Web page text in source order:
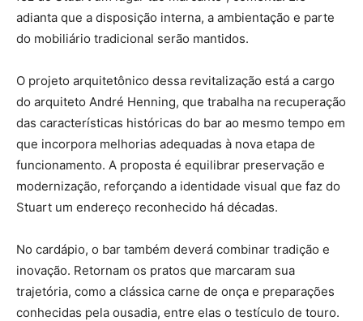
adianta que a disposição interna, a ambientação e parte
do mobiliário tradicional serão mantidos.
O projeto arquitetônico dessa revitalização está a cargo
do arquiteto André Henning, que trabalha na recuperação
das características históricas do bar ao mesmo tempo em
que incorpora melhorias adequadas à nova etapa de
funcionamento. A proposta é equilibrar preservação e
modernização, reforçando a identidade visual que faz do
Stuart um endereço reconhecido há décadas.
No cardápio, o bar também deverá combinar tradição e
inovação. Retornam os pratos que marcaram sua
trajetória, como a clássica carne de onça e preparações
conhecidas pela ousadia, entre elas o testículo de touro.